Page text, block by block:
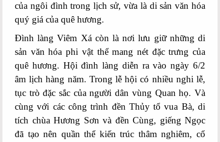
của ngôi đình trong lịch sử, vừa là di sản văn hóa
quý giá của quê hương.
Đình làng Viêm Xá còn là nơi lưu giữ những di
sản văn hóa phi vật thể mang nét đặc trưng của
quê hương. Hội đình làng diễn ra vào ngày 6/2
âm lịch hàng năm. Trong lễ hội có nhiều nghi lễ,
tục trò đặc sắc của người dân vùng Quan họ. Và
cùng với các công trình đền Thủy tổ vua Bà, di
tích chùa Hương Sơn và đền Cùng, giếng Ngọc
đã tạo nên quần thể kiến trúc thâm nghiêm, cổ